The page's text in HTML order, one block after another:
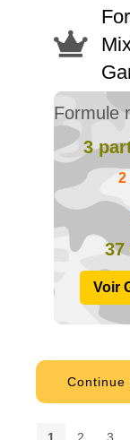
Formule
3
2
37
Voir
Continue